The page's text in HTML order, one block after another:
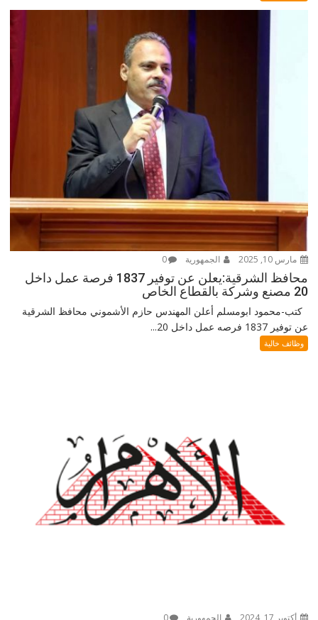
مارس 10, 2025 الجمهورية 0
محافظ الشرقية:يعلن عن توفير 1837 فرصة عمل داخل
20 مصنع وشركة بالقطاع الخاص
كتب-محمود ابومسلم أعلن المهندس حازم الأشموني محافظ الشرقية
عن توفير 1837 فرصه عمل داخل 20...
وظائف خالية